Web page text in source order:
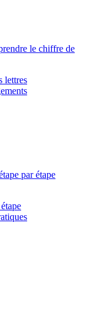
le chiffre de
lettres
par étape